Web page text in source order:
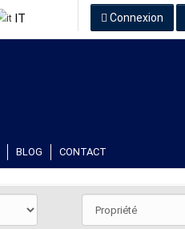
IT Connexion
BLOG CONTACT